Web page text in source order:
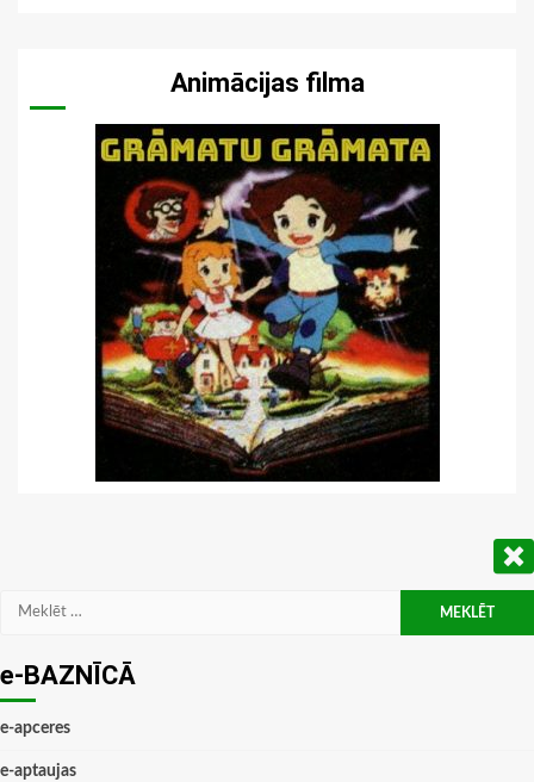
Animācijas filma
Meklēt:
e-BAZNĪCĀ
e-apceres
e-aptaujas